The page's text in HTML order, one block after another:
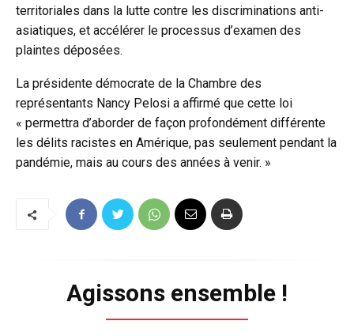
territoriales dans la lutte contre les discriminations anti-
asiatiques, et accélérer le processus d’examen des
plaintes déposées.
La présidente démocrate de la Chambre des
représentants Nancy Pelosi a affirmé que cette loi
« permettra d’aborder de façon profondément différente
les délits racistes en Amérique, pas seulement pendant la
pandémie, mais au cours des années à venir. »
Agissons ensemble !